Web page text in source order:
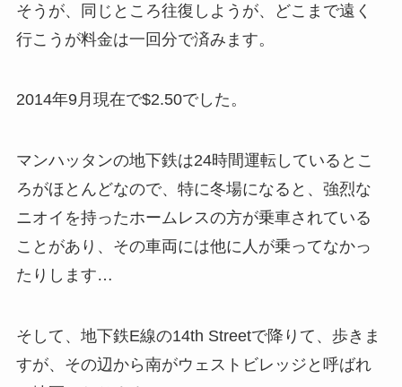
そうが、同じところ往復しようが、どこまで遠く
行こうが料金は一回分で済みます。
2014年9月現在で$2.50でした。
マンハッタンの地下鉄は24時間運転しているとこ
ろがほとんどなので、特に冬場になると、強烈な
ニオイを持ったホームレスの方が乗車されている
ことがあり、その車両には他に人が乗ってなかっ
たりします…
そして、地下鉄E線の14th Streetで降りて、歩きま
すが、その辺から南がウェストビレッジと呼ばれ